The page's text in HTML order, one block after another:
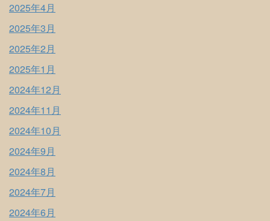
2025年4月
2025年3月
2025年2月
2025年1月
2024年12月
2024年11月
2024年10月
2024年9月
2024年8月
2024年7月
2024年6月